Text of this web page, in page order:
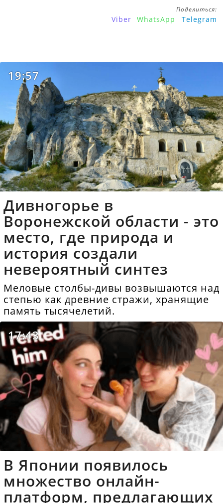
Поделиться:
Viber WhatsApp Telegram
19:57
Дивногорье в
Воронежской области - это
место, где природа и
история создали
невероятный синтез
Меловые столбы-дивы возвышаются над
степью как древние стражи, хранящие
память тысячелетий.
17:43
В Японии появилось
множество онлайн-
платформ, предлагающих